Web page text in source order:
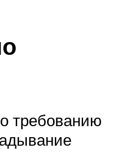
требованию